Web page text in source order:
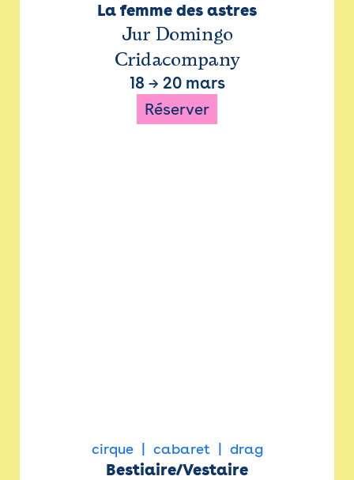
La femme des astres
Jur Domingo
Cridacompany
18 → 20 mars
Réserver
cirque cabaret drag
Bestiaire/Vestaire